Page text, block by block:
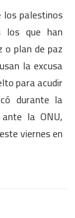
palestinos
los que han
o plan de paz
la excusa
para acudir
durante la
la ONU,
viernes en